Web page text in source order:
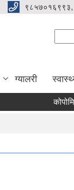
९८५७०१६९९३,
ग्यालरी
कोपोमिस